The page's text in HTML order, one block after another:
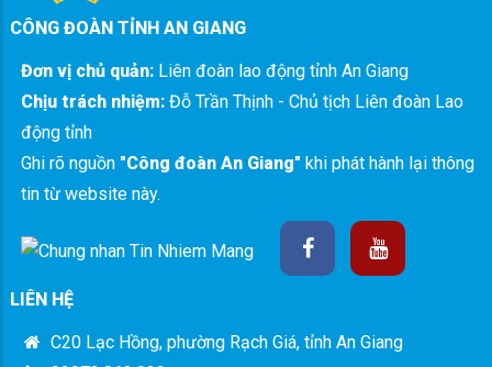
CÔNG ĐOÀN TỈNH AN GIANG
Đơn vị chủ quản: Liên đoàn lao động tỉnh An Giang
Chịu trách nhiệm: Đỗ Trần Thịnh - Chủ tịch Liên đoàn Lao
động tỉnh
Ghi rõ nguồn "Công đoàn An Giang" khi phát hành lại thông
tin từ website này.
LIÊN HỆ
C20 Lạc Hồng, phường Rạch Giá, tỉnh An Giang